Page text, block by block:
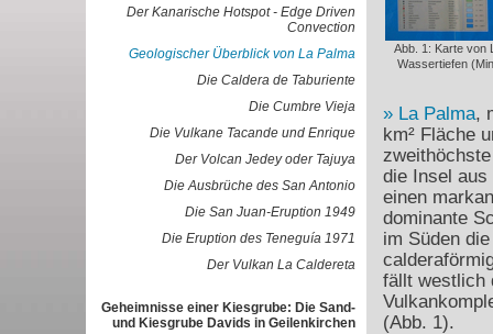
Der Kanarische Hotspot - Edge Driven
Convection
Geologischer Überblick von La Palma
Die Caldera de Taburiente
Die Cumbre Vieja
Die Vulkane Tacande und Enrique
Der Volcan Jedey oder Tajuya
Die Ausbrüche des San Antonio
Die San Juan-Eruption 1949
Die Eruption des Teneguía 1971
Der Vulkan La Caldereta
Geheimnisse einer Kiesgrube: Die Sand-
und Kiesgrube Davids in Geilenkirchen
Abb. 1: Karte von
Wassertiefen
La Palma,
km² Fläche
die Insel aus
einen
dominante
im Süden
fällt westlich
(Abb. 1).